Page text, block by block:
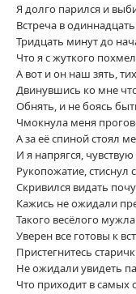
Я долго парился и
Встреча в
Тридцать минут до
Что я с жуткого
А вот и он наш зять,
Двинувшись ко мне
Обнять, и не боясь
Чмокнула меня
А за её спиной стоял
И я напрягся,
Рукопожатие, стиснул
Скривился видать
Кажись не ожидали
Такого весёлого
Уверен все готовы к
Пристегнитесь
Не ожидали увидеть
Что приходит в самых